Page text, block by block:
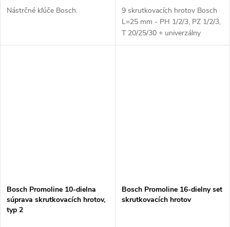
Nástrčné kľúče Bosch.
9 skrutkovacích hrotov Bosch
L=25 mm - PH 1/2/3, PZ 1/2/3,
T 20/25/30 + univerzálny
magnetický držiak.
Bosch Promoline 10-dielna
súprava skrutkovacích hrotov,
typ 2
Bosch Promoline 16-dielny set
skrutkovacích hrotov